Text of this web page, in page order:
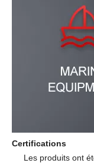
Certifications
Les produits ont